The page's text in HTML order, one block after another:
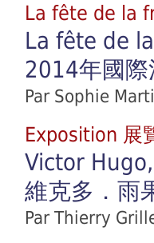
La fête de la
La fête de
2014年國
Par Sophie
Exposition 展
Victor
維克多．雨
Par Thierry